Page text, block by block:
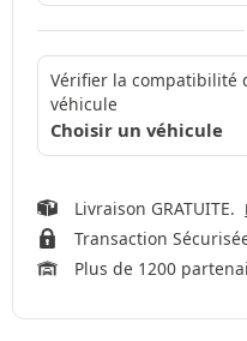
Vérifier la compatibilité
véhicule
Choisir un véhicule
Livraison GRATUITE.
Transaction
Plus de 1200